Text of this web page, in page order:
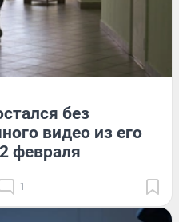
без
видео из его
февраля
1